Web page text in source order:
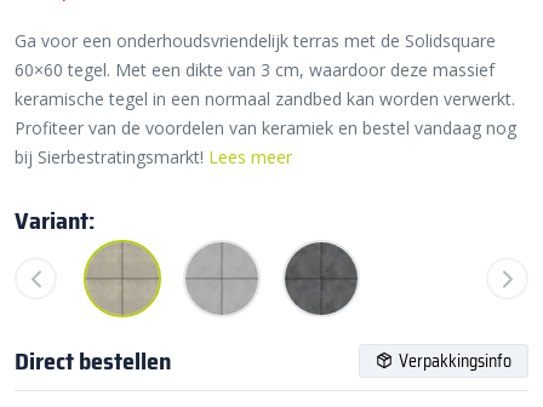
Ga voor een onderhoudsvriendelijk terras met de Solidsquare
60×60 tegel. Met een dikte van 3 cm, waardoor deze massief
keramische tegel in een normaal zandbed kan worden verwerkt.
Profiteer van de voordelen van keramiek en bestel vandaag nog
bij Sierbestratingsmarkt! Lees meer
Variant:
Direct bestellen Verpakkingsinfo